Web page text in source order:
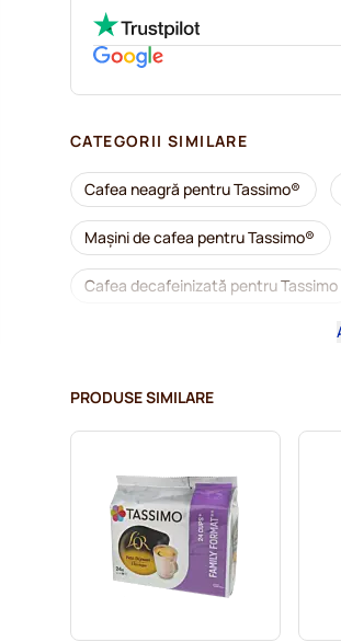
CATEGORII SIMILARE
Cafea neagră pentru Tassimo®
Mașini de cafea pentru Tassimo®
Cafea decafeinizată pentru Tassimo
Detartrare și întreținere pentru
Capsule cafea Friele pentru Tassimo
Pentru Tassimo® Ciocolată
Capsule cafea Gevalia pentru Tassimo
PRODUSE SIMILARE